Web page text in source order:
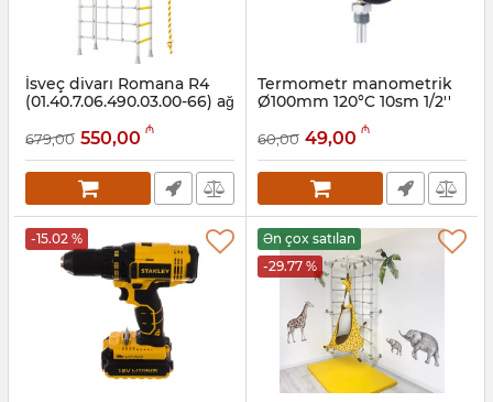
İsveç divarı Romana R4
(01.40.7.06.490.03.00-66) ağ
Artikul: 001002046
679,00 550,00 ₼
Termometr manometrik
Ø100mm 120°C 10sm 1/2''
1004010205
Artikul: 006001034
60,00 49,00 ₼
-15.02 %
Ən çox satılan
-29.77 %